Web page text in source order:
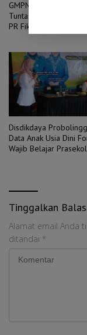
GMPN Desak APH dan
Tuntas Skema Rokok
PR Fiktif di Sumenep
Disdikdaya
Data Anak Usia Dini
Wajib Belajar
Tinggalkan
Alamat email Anda
ditandai *